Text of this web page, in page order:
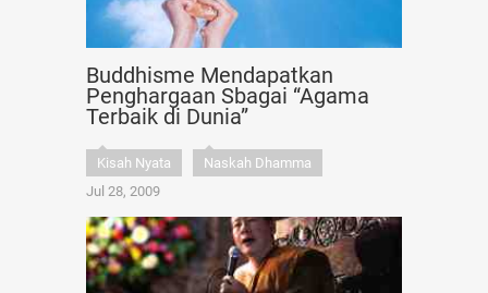
Buddhisme Mendapatkan
Penghargaan Sbagai “Agama
Terbaik di Dunia”
Kisah Nyata
Naskah Dhamma
Jul 28, 2009